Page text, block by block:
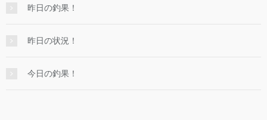
昨日の釣果！
昨日の状況！
今日の釣果！